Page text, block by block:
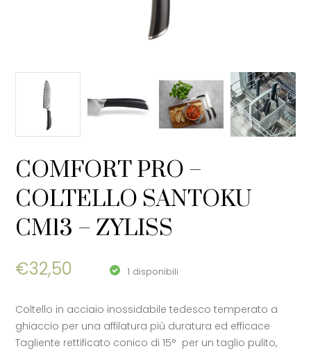
COMFORT PRO –
COLTELLO SANTOKU
CM13 – ZYLISS
€32,50 1 disponibili
Coltello in acciaio inossidabile tedesco temperato a
ghiaccio per una affilatura più duratura ed efficace
Tagliente rettificato conico di 15° per un taglio pulito,